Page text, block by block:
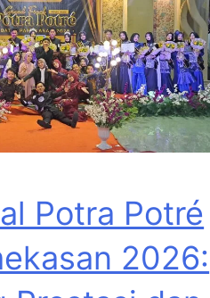
Potra Potré
2026: